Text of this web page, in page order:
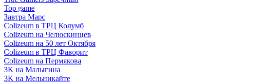
Top game
Завтра Марс
Colizeum в ТРЦ Колумб
Colizeum на Челюскинцев
Colizeum на 50 лет Октября
Colizeum в ТРЦ Фаворит
Colizeum на Пермякова
3K на Малыгина
3K на Мельникайте